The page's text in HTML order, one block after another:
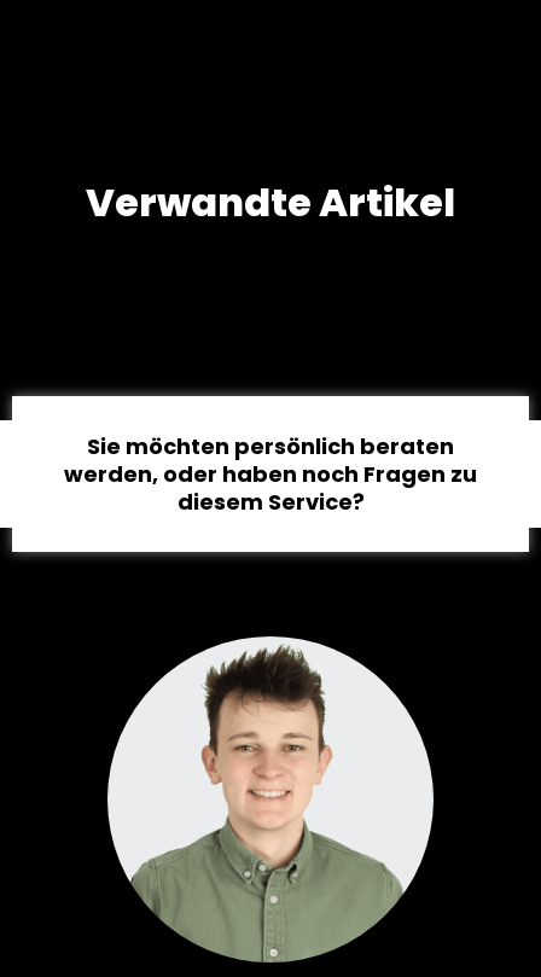
Verwandte Artikel
Sie möchten persönlich beraten
werden, oder haben noch Fragen zu
diesem Service?